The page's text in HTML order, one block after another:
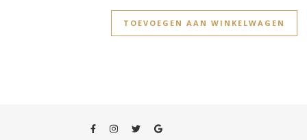
TOEVOEGEN AAN WINKELWAGEN